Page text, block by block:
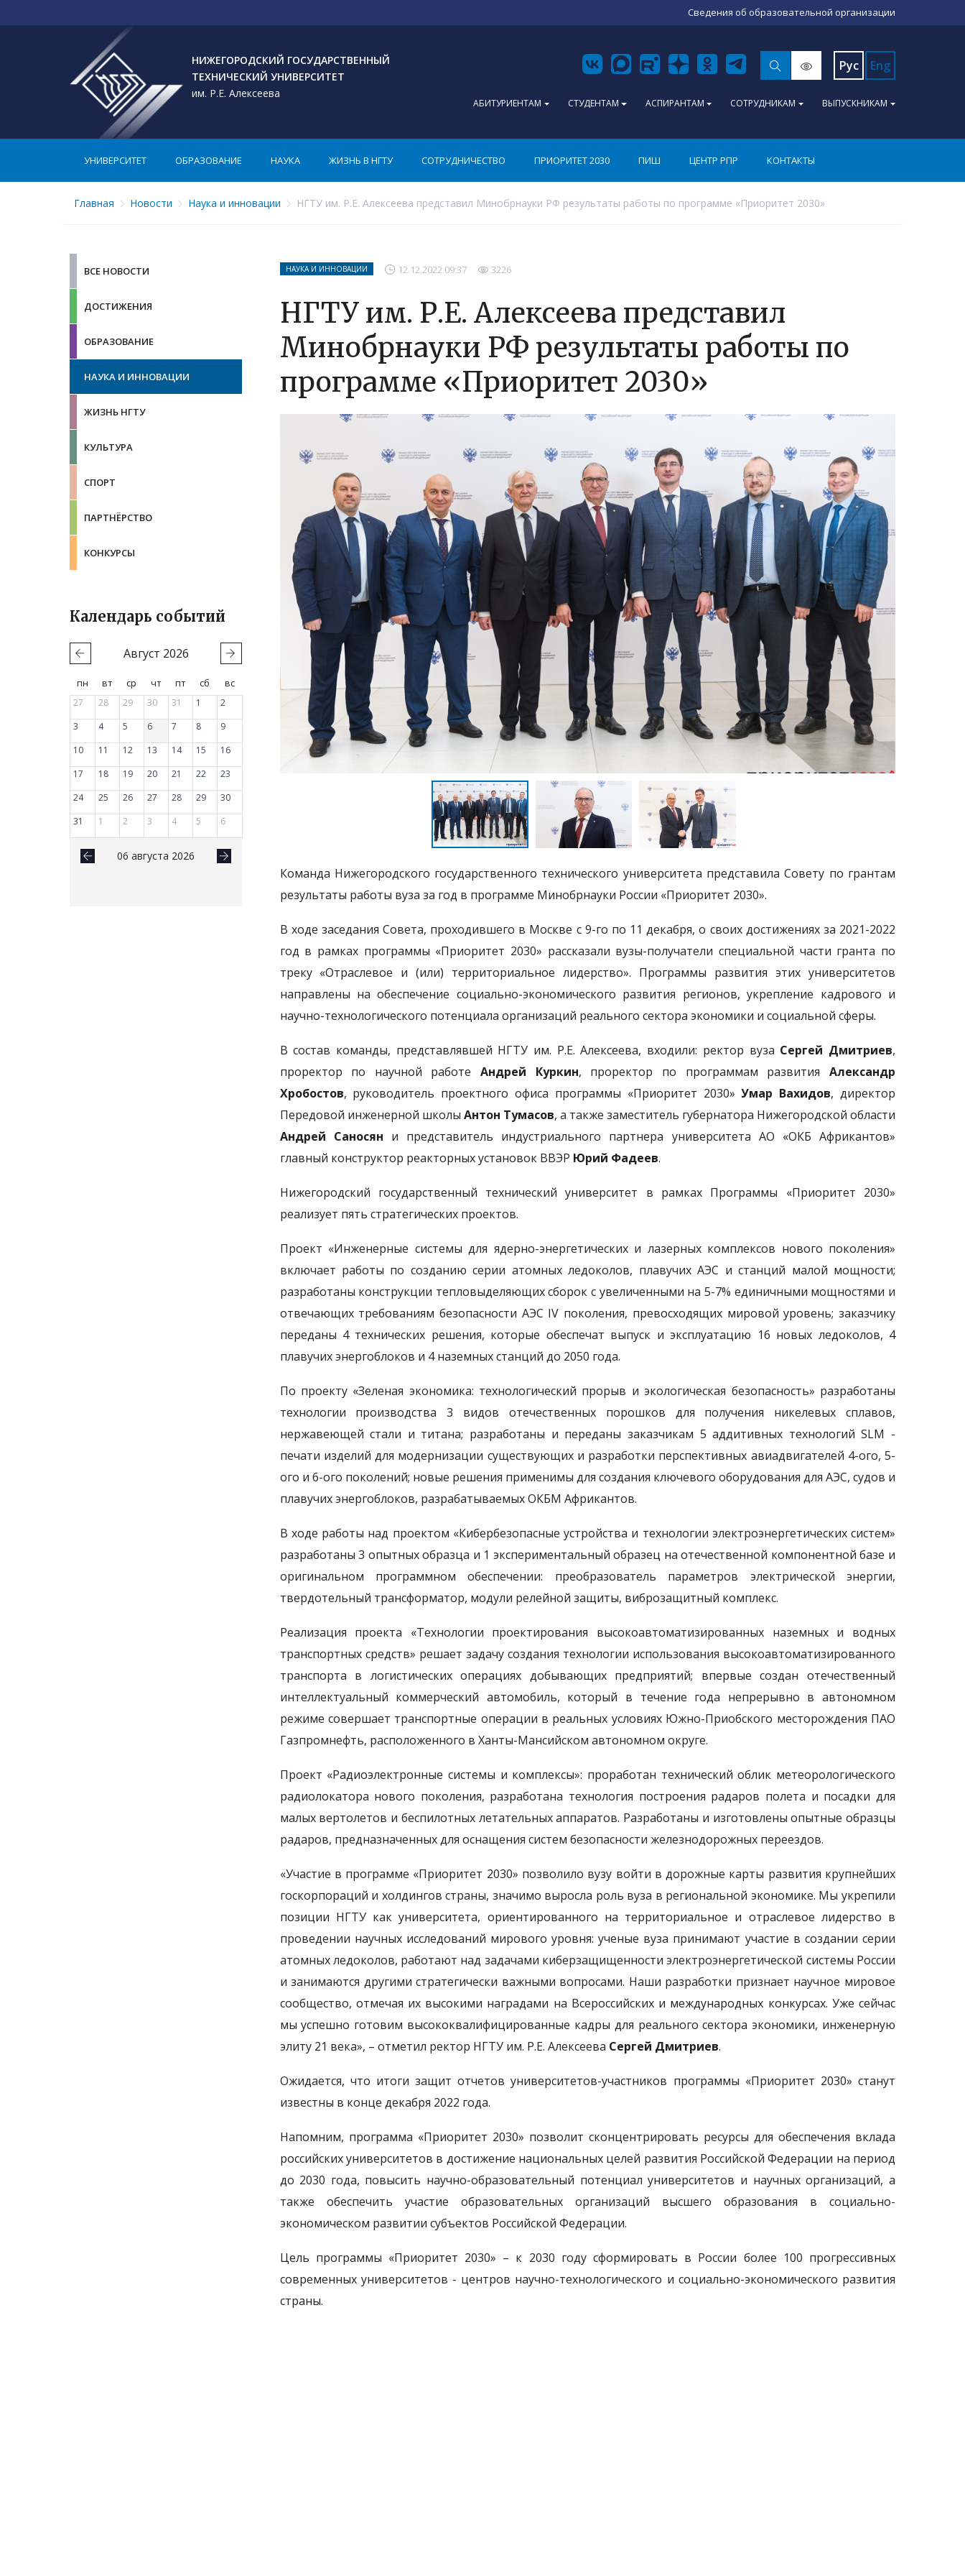
Сведения об образовательной организации
НИЖЕГОРОДСКИЙ ГОСУДАРСТВЕННЫЙ
ТЕХНИЧЕСКИЙ УНИВЕРСИТЕТ
им. Р.Е. Алексеева
Рус Eng
АБИТУРИЕНТАМ СТУДЕНТАМ АСПИРАНТАМ СОТРУДНИКАМ ВЫПУСКНИКАМ
УНИВЕРСИТЕТ ОБРАЗОВАНИЕ НАУКА ЖИЗНЬ В НГТУ СОТРУДНИЧЕСТВО ПРИОРИТЕТ 2030 ПИШ ЦЕНТР РПР КОНТАКТЫ
Главная Новости Наука и инновации НГТУ им. Р.Е. Алексеева представил Минобрнауки РФ результаты работы по программе «Приоритет 2030»
ВСЕ НОВОСТИ
ДОСТИЖЕНИЯ
ОБРАЗОВАНИЕ
НАУКА И ИННОВАЦИИ
ЖИЗНЬ НГТУ
КУЛЬТУРА
СПОРТ
ПАРТНЁРСТВО
КОНКУРСЫ
Календарь событий
Август 2026
пн вт ср чт пт сб
вс
27
28 29 30 31 1
2
3
4 5 6 7 8
9
10
11 12 13 14 15
16
17
18 19 20 21 22
23
24
25 26 27 28 29
30
31
1 2 3 4 5 6
06 августа 2026
НАУКА И ИННОВАЦИИ 12.12.2022 09:37 3226
НГТУ им. Р.Е. Алексеева представил
Минобрнауки РФ результаты работы по
программе «Приоритет 2030»
Команда Нижегородского государственного технического университета представила Совету по грантам
результаты работы вуза за год в программе Минобрнауки России «Приоритет 2030».
В ходе заседания Совета, проходившего в Москве с 9-го по 11 декабря, о своих достижениях за 2021-2022
год в рамках программы «Приоритет 2030» рассказали вузы-получатели специальной части гранта по
треку «Отраслевое и (или) территориальное лидерство». Программы развития этих университетов
направлены на обеспечение социально-экономического развития регионов, укрепление кадрового и
научно-технологического потенциала организаций реального сектора экономики и социальной сферы.
В состав команды, представлявшей НГТУ им. Р.Е. Алексеева, входили: ректор вуза Сергей Дмитриев,
проректор по научной работеАндрей Куркин, проректор по программам развитияАлександр
Хробостов, руководитель проектного офиса программы «Приоритет 2030»Умар Вахидов, директор
Передовой инженерной школы Антон Тумасов, а также заместитель губернатора Нижегородской области
Андрей Саносян и представитель индустриального партнера университета АО «ОКБ Африкантов»
главный конструктор реакторных установок ВВЭР Юрий Фадеев.
Нижегородский государственный технический университет в рамках Программы «Приоритет 2030»
реализует пять стратегических проектов.
Проект «Инженерные системы для ядерно-энергетических и лазерных комплексов нового поколения»
включает работы по созданию серии атомных ледоколов, плавучих АЭС и станций малой мощности;
разработаны конструкции тепловыделяющих сборок с увеличенными на 5-7% единичными мощностями и
отвечающих требованиям безопасности АЭС IV поколения, превосходящих мировой уровень; заказчику
переданы 4 технических решения, которые обеспечат выпуск и эксплуатацию 16 новых ледоколов, 4
плавучих энергоблоков и 4 наземных станций до 2050 года.
По проекту «Зеленая экономика: технологический прорыв и экологическая безопасность» разработаны
технологии производства 3 видов отечественных порошков для получения никелевых сплавов,
нержавеющей стали и титана; разработаны и переданы заказчикам 5 аддитивных технологий SLM -
печати изделий для модернизации существующих и разработки перспективных авиадвигателей 4-ого, 5-
ого и 6-ого поколений; новые решения применимы для создания ключевого оборудования для АЭС, судов и
плавучих энергоблоков, разрабатываемых ОКБМ Африкантов.
В ходе работы над проектом «Кибербезопасные устройства и технологии электроэнергетических систем»
разработаны 3 опытных образца и 1 экспериментальный образец на отечественной компонентной базе и
оригинальном программном обеспечении: преобразователь параметров электрической энергии,
твердотельный трансформатор, модули релейной защиты, виброзащитный комплекс.
Реализация проекта «Технологии проектирования высокоавтоматизированных наземных и водных
транспортных средств» решает задачу создания технологии использования высокоавтоматизированного
транспорта в логистических операциях добывающих предприятий; впервые создан отечественный
интеллектуальный коммерческий автомобиль, который в течение года непрерывно в автономном
режиме совершает транспортные операции в реальных условиях Южно-Приобского месторождения ПАО
Газпромнефть, расположенного в Ханты-Мансийском автономном округе.
Проект «Радиоэлектронные системы и комплексы»: проработан технический облик метеорологического
радиолокатора нового поколения, разработана технология построения радаров полета и посадки для
малых вертолетов и беспилотных летательных аппаратов. Разработаны и изготовлены опытные образцы
радаров, предназначенных для оснащения систем безопасности железнодорожных переездов.
«Участие в программе «Приоритет 2030» позволило вузу войти в дорожные карты развития крупнейших
госкорпораций и холдингов страны, значимо выросла роль вуза в региональной экономике. Мы укрепили
позиции НГТУ как университета, ориентированного на территориальное и отраслевое лидерство в
проведении научных исследований мирового уровня: ученые вуза принимают участие в создании серии
атомных ледоколов, работают над задачами киберзащищенности электроэнергетической системы России
и занимаются другими стратегически важными вопросами. Наши разработки признает научное мировое
сообщество, отмечая их высокими наградами на Всероссийских и международных конкурсах. Уже сейчас
мы успешно готовим высококвалифицированные кадры для реального сектора экономики, инженерную
элиту 21 века», – отметил ректор НГТУ им. Р.Е. Алексеева Сергей Дмитриев.
Ожидается, что итоги защит отчетов университетов-участников программы «Приоритет 2030» станут
известны в конце декабря 2022 года.
Напомним, программа «Приоритет 2030» позволит сконцентрировать ресурсы для обеспечения вклада
российских университетов в достижение национальных целей развития Российской Федерации на период
до 2030 года, повысить научно-образовательный потенциал университетов и научных организаций, а
также обеспечить участие образовательных организаций высшего образования в социально-
экономическом развитии субъектов Российской Федерации.
Цель программы «Приоритет 2030» – к 2030 году сформировать в России более 100 прогрессивных
современных университетов - центров научно-технологического и социально-экономического развития
страны.